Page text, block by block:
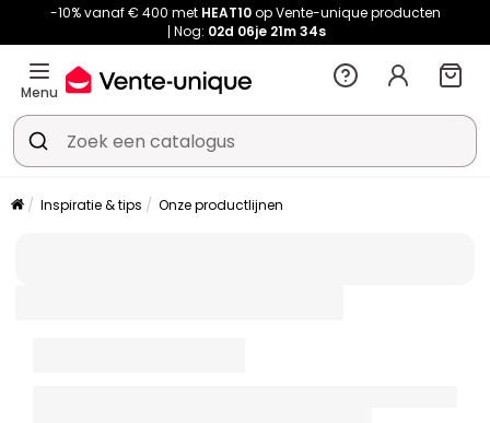
-10% vanaf € 400 met HEAT10op Vente-unique producten
Nog: 02d 06je 21m34s
Menu
Inspiratie & tips Onze productlijnen